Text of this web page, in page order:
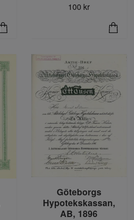
100 kr
Göteborgs
Hypotekskassan,
AB, 1896